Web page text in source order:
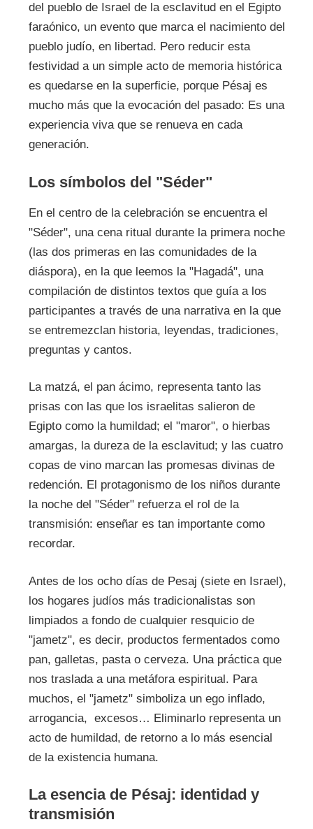
del pueblo de Israel de la esclavitud en el Egipto
faraónico, un evento que marca el nacimiento del
pueblo judío, en libertad. Pero reducir esta
festividad a un simple acto de memoria histórica
es quedarse en la superficie, porque Pésaj es
mucho más que la evocación del pasado: Es una
experiencia viva que se renueva en cada
generación.
Los símbolos del "Séder"
En el centro de la celebración se encuentra el
"Séder", una cena ritual durante la primera noche
(las dos primeras en las comunidades de la
diáspora), en la que leemos la "Hagadá", una
compilación de distintos textos que guía a los
participantes a través de una narrativa en la que
se entremezclan historia, leyendas, tradiciones,
preguntas y cantos.
La matzá, el pan ácimo, representa tanto las
prisas con las que los israelitas salieron de
Egipto como la humildad; el "maror", o hierbas
amargas, la dureza de la esclavitud; y las cuatro
copas de vino marcan las promesas divinas de
redención. El protagonismo de los niños durante
la noche del "Séder" refuerza el rol de la
transmisión: enseñar es tan importante como
recordar.
Antes de los ocho días de Pesaj (siete en Israel),
los hogares judíos más tradicionalistas son
limpiados a fondo de cualquier resquicio de
"jametz", es decir, productos fermentados como
pan, galletas, pasta o cerveza. Una práctica que
nos traslada a una metáfora espiritual. Para
muchos, el "jametz" simboliza un ego inflado,
arrogancia, excesos… Eliminarlo representa un
acto de humildad, de retorno a lo más esencial
de la existencia humana.
La esencia de Pésaj: identidad y
transmisión